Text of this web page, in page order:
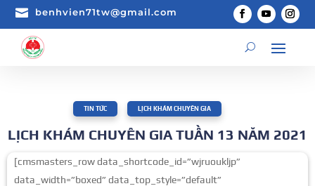
 benhvien71tw@gmail.com
TIN TỨC LỊCH KHÁM CHUYÊN GIA
LỊCH KHÁM CHUYÊN GIA TUẦN 13 NĂM 2021
[cmsmasters_row data_shortcode_id=”wjruoukljp”
data_width=”boxed” data_top_style=”default”